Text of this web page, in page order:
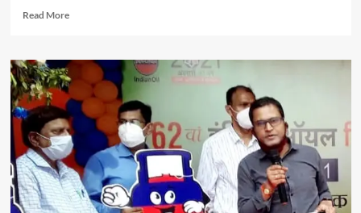
Read MoreRead
ट्रेनिंग
लेकर
पदमा
प्रखंड
की
महिलाएं
करेंगी
अपना
रोजगार,
बनेगीं